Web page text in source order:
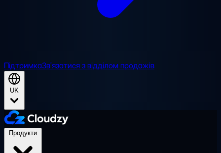
ПідтримкаЗв'язатися з відділом продажів
UK